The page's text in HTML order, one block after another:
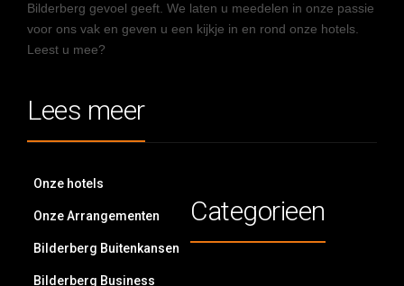
Bilderberg gevoel geeft. We laten u meedelen in onze passie
voor ons vak en geven u een kijkje in en rond onze hotels.
Leest u mee?
Lees meer
Onze hotels
Onze Arrangementen
Bilderberg Buitenkansen
Bilderberg Business
Categorieen